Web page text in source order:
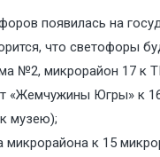
появилась на
что светофоры
№2, микрорайон 17 к
«Жемчужины Югры» к
музею);
микрорайона к 15